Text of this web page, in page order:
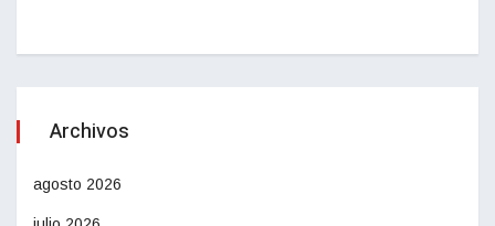
Archivos
agosto 2026